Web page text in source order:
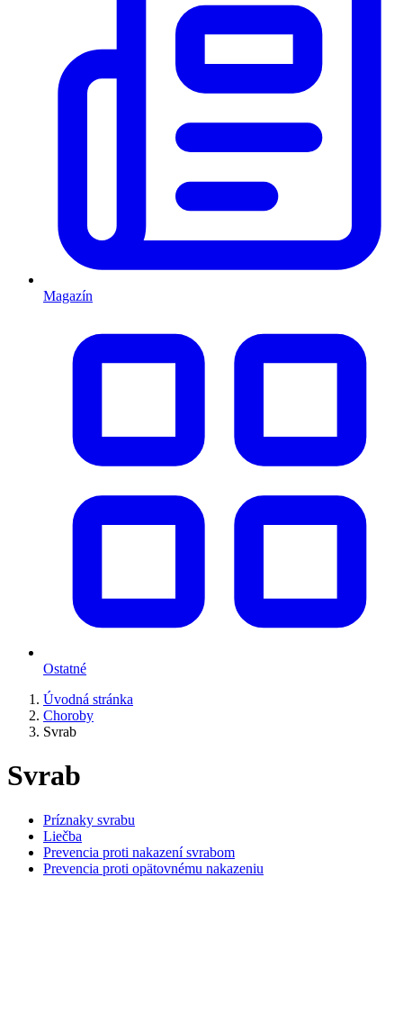
Magazín
Ostatné
Úvodná stránka
Choroby
Svrab
Svrab
Príznaky svrabu
Liečba
Prevencia proti nakazení svrabom
Prevencia proti opätovnému nakazeniu